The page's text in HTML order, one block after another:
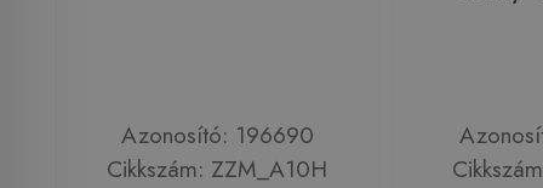
Azonosító: 196690
Cikkszám: ZZM_A10H